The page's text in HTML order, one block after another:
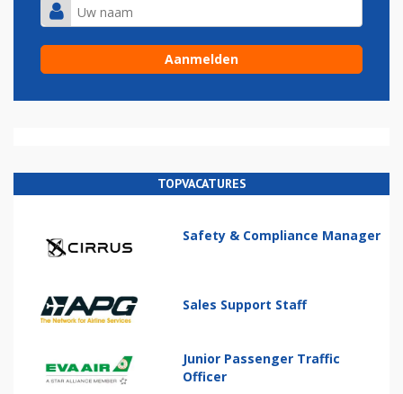
TOPVACATURES
Safety & Compliance Manager
Sales Support Staff
Junior Passenger Traffic
Officer